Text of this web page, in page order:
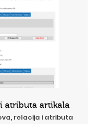
atributa artikala
relacija i atributa